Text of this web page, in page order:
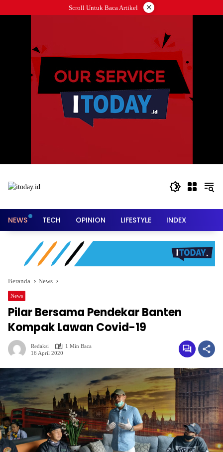
ke
Scroll Untuk Baca Artikel ×
NEWS TECH OPINION LIFESTYLE INDEX
Beranda News
News
Pilar Bersama Pendekar Banten
Kompak Lawan Covid-19
Redaksi
1 Min Baca
16 April 2020